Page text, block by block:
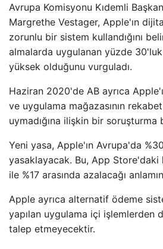
Avrupa Komisyonu Kıdemli Başkan
Margrethe Vestager, Apple'ın
zorunlu bir sistem kullandığını
almalarda uygulanan yüzde
yüksek olduğunu vurguladı.
Haziran 2020'de AB ayrıca
ve uygulama mağazasının
uymadığına ilişkin bir soruşturma
Yeni yasa, Apple'ın Avrupa'da
yasaklayacak. Bu, App Store'daki
ile %17 arasında azalacağı
Apple ayrıca alternatif ödeme
yapılan uygulama içi işlemlerden
talep etmeyecektir.